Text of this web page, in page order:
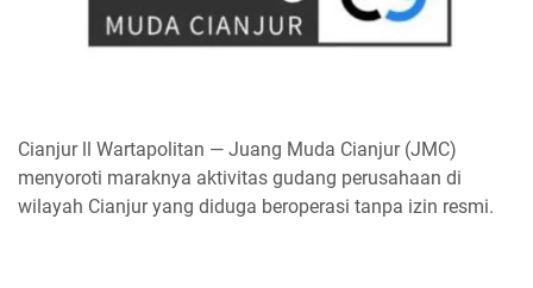
Cianjur ll Wartapolitan — Juang Muda Cianjur (JMC)
menyoroti maraknya aktivitas gudang perusahaan di
wilayah Cianjur yang diduga beroperasi tanpa izin resmi.